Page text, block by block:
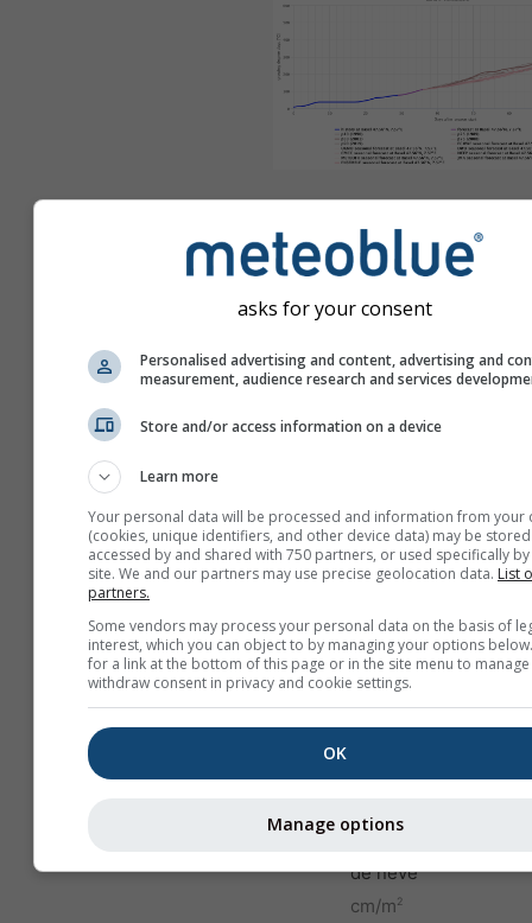
Temperatura
2 m acima
Pressão
ao nível
de neve
cm/m2
asks for your consent
Personalised advertising and content, advertising and
measurement, audience research and services
Store and/or access information on a device
Learn more
Your personal data will be processed and information from your
(cookies, unique identifiers, and other device data) may be
accessed by and shared with 750 partners, or used specifically
site. We and our partners may use precise geolocation data. List
partners.
Some vendors may process your personal data on the basis of
interest, which you can object to by managing your options
for a link at the bottom of this page or in the site menu to
withdraw consent in privacy and cookie settings.
OK
Manage options